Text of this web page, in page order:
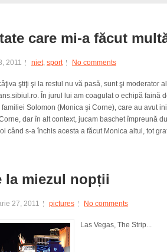
care mi-a făcut
2011 niet, sport No comments
ştiţi şi la restul nu vă pasă, sunt şi moderator
În jurul lui am coagulat o echipă faină
Solomon (Monica şi Corne), care au avut
dar în alt context, jucam baschet împreună
când s-a închis acesta a făcut Monica altul, tot
la miezul nopții
27, 2011 pictures No comments
Las Vegas, The Strip...